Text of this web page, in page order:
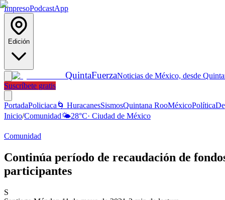
ImpresoPodcastApp
Edición
QuintaFuerzaNoticias de México, desde
Suscríbete gratis
PortadaPoliciaca 🌀 HuracanesSismosQuintana RooMéxicoPolítica
Inicio/Comunidad🌤️28°C· Ciudad de México
Comunidad
Continúa período de recaudación de
participantes
S